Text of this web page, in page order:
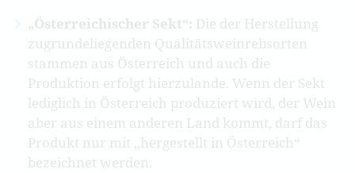
„Österreichischer Sekt“: Die der Herstellung
zugrundeliegenden Qualitätsweinrebsorten
stammen aus Österreich und auch die
Produktion erfolgt hierzulande. Wenn der Sekt
lediglich in Österreich produziert wird, der Wein
aber aus einem anderen Land kommt, darf das
Produkt nur mit „hergestellt in Österreich“
bezeichnet werden.